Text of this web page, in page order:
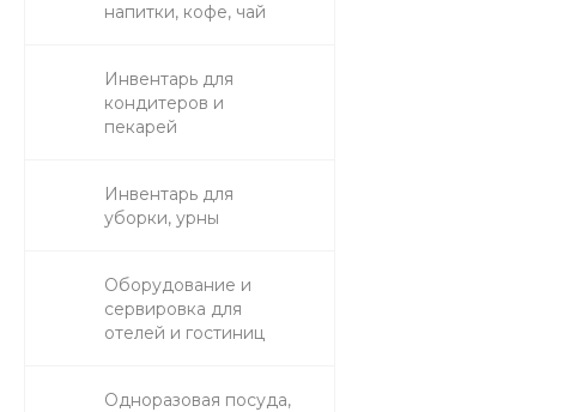
напитки, кофе, чай
Инвентарь для
кондитеров и
пекарей
Инвентарь для
уборки, урны
Оборудование и
сервировка для
отелей и гостиниц
Одноразовая посуда,